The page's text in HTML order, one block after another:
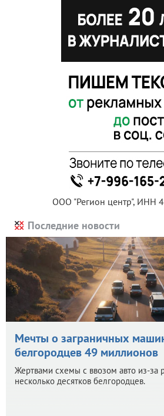
ООО "Регион центр", ИНН
Последние новости
Мечты о заграничных
белгородцев 49 миллионов
Жертвами схемы с ввозом авто из-за
несколько десятков белгородцев.